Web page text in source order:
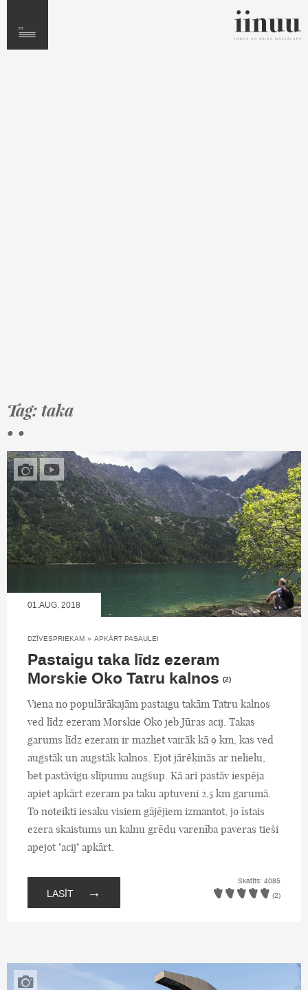
Tag: taka
• •
01.AUG, 2018
DZĪVESPRIEKAM » APKĀRT PASAULEI
Pastaigu taka līdz ezeram
Morskie Oko Tatru kalnos (2)
Viena no populārākajām pastaigu takām Tatru kalnos
ved līdz ezeram Morskie Oko jeb Jūras acij. Takas
garums līdz ezeram ir mazliet vairāk kā 9 km, kas ved
augstāk un augstāk kalnos. Ejot jārēķinās ar nelielu,
bet pastāvīgu slīpumu augšup. Kā arī pastāv iespēja
apiet apkārt ezeram pa taku aptuveni 2,5 km garumā.
To noteikti iesaku visiem gājējiem izmantot, jo īstais
ezera skaistums un kalnu grēdu varenība paveras tieši
apejot "acij" apkārt.
LASĪT →
Skatīts: 4085
(2)